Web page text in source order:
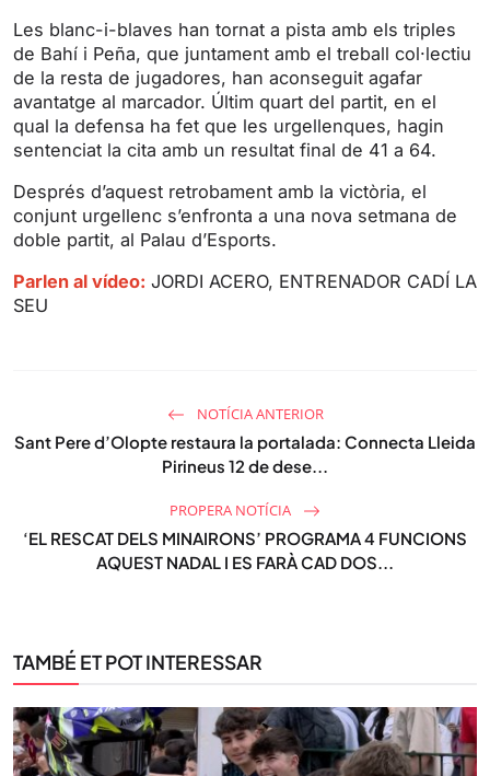
s
c
Les blanc-i-blaves han tornat a pista amb els triples
de Bahí i Peña, que juntament amb el treball col·lectiu
de la resta de jugadores, han aconseguit agafar
avantatge al marcador. Últim quart del partit, en el
qual la defensa ha fet que les urgellenques, hagin
sentenciat la cita amb un resultat final de 41 a 64.
Després d’aquest retrobament amb la victòria, el
conjunt urgellenc s’enfronta a una nova setmana de
doble partit, al Palau d’Esports.
Parlen al vídeo: JORDI ACERO, ENTRENADOR CADÍ LA
SEU
NOTÍCIA ANTERIOR
Sant Pere d’Olopte restaura la portalada: Connecta Lleida
Pirineus 12 de dese...
PROPERA NOTÍCIA
‘EL RESCAT DELS MINAIRONS’ PROGRAMA 4 FUNCIONS
AQUEST NADAL I ES FARÀ CAD DOS...
TAMBÉ ET POT INTERESSAR